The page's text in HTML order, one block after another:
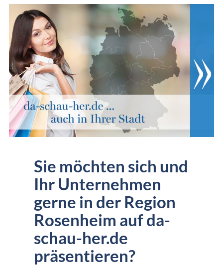
Sie möchten sich und
Ihr Unternehmen
gerne in der Region
Rosenheim auf da-
schau-her.de
präsentieren?